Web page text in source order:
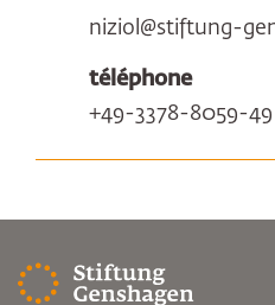
niziol@stiftung-
téléphone
+49-3378-8059-49